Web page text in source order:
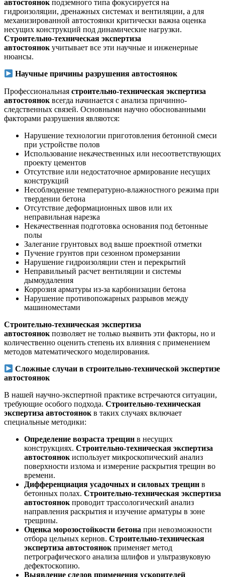
автостоянок подземного типа фокусируется на
гидроизоляции, дренажных системах и вентиляции, а для
механизированной автостоянки критически важна оценка
несущих конструкций под динамические нагрузки.
Строительно-техническая экспертиза
автостоянок учитывает все эти научные и инженерные
нюансы.
Научные причины разрушения автостоянок
Профессиональная строительно-техническая экспертиза
автостоянок всегда начинается с анализа причинно-
следственных связей. Основными научно обоснованными
факторами разрушения являются:
Нарушение технологии приготовления бетонной смеси
при устройстве полов
Использование некачественных или несоответствующих
проекту цементов
Отсутствие или недостаточное армирование несущих
конструкций
Несоблюдение температурно-влажностного режима при
твердении бетона
Отсутствие деформационных швов или их
неправильная нарезка
Некачественная подготовка основания под бетонные
полы
Залегание грунтовых вод выше проектной отметки
Пучение грунтов при сезонном промерзании
Нарушение гидроизоляции стен и перекрытий
Неправильный расчет вентиляции и системы
дымоудаления
Коррозия арматуры из-за карбонизации бетона
Нарушение противопожарных разрывов между
машиноместами
Строительно-техническая экспертиза
автостоянок позволяет не только выявить эти факторы, но и
количественно оценить степень их влияния с применением
методов математического моделирования.
Сложные случаи в строительно-технической экспертизе
автостоянок
В нашей научно-экспертной практике встречаются ситуации,
требующие особого подхода. Строительно-техническая
экспертиза автостоянок в таких случаях включает
специальные методики:
Определение возраста трещин в несущих
конструкциях. Строительно-техническая экспертиза
автостоянок использует микроскопический анализ
поверхности излома и измерение раскрытия трещин во
времени.
Дифференциация усадочных и силовых трещин в
бетонных полах. Строительно-техническая экспертиза
автостоянок проводит трассологический анализ
направления раскрытия и изучение арматуры в зоне
трещины.
Оценка морозостойкости бетона при невозможности
отбора цельных кернов. Строительно-техническая
экспертиза автостоянок применяет метод
петрографического анализа шлифов и ультразвуковую
дефектоскопию.
Выявление следов применения ускорителей